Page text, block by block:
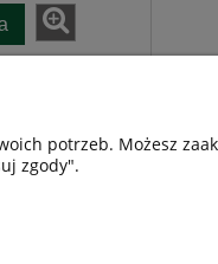
potrzeb. Możesz
zgody".